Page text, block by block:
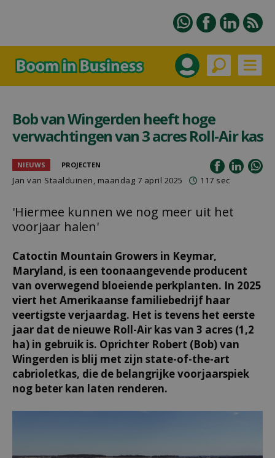
Bob van Wingerden heeft hoge
verwachtingen van 3 acres Roll-Air kas
NIEUWS PROJECTEN
Jan van Staalduinen, maandag 7 april 2025 117 sec
'Hiermee kunnen we nog meer uit het
voorjaar halen'
Catoctin Mountain Growers in Keymar,
Maryland, is een toonaangevende producent
van overwegend bloeiende perkplanten. In 2025
viert het Amerikaanse familiebedrijf haar
veertigste verjaardag. Het is tevens het eerste
jaar dat de nieuwe Roll-Air kas van 3 acres (1,2
ha) in gebruik is. Oprichter Robert (Bob) van
Wingerden is blij met zijn state-of-the-art
cabrioletkas, die de belangrijke voorjaarspiek
nog beter kan laten renderen.